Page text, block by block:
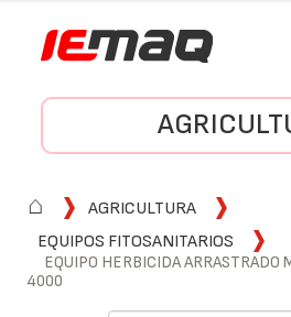
⌂
AGRICULTURA
EQUIPOS FITOSANITARIOS
EQUIPO HERBICIDA ARRASTRADO
4000